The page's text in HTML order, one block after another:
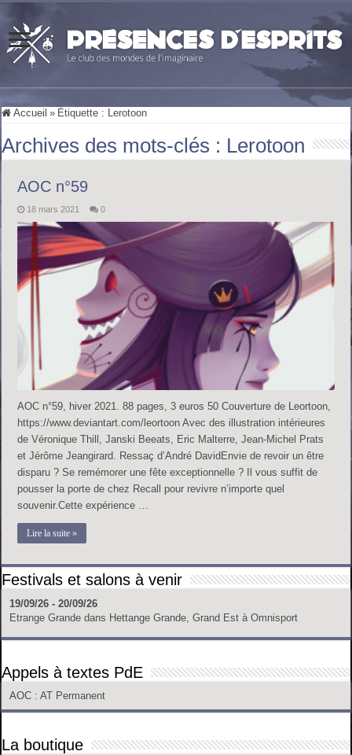
Accueil » Étiquette : Lerotoon
Archives des mots-clés : Lerotoon
AOC n°59
18 mars 2021 0
AOC n°59, hiver 2021. 88 pages, 3 euros 50 Couverture de Leortoon,
https://www.deviantart.com/leortoon Avec des illustration intérieures
de Véronique Thill, Janski Beeats, Eric Malterre, Jean-Michel Prats
et Jérôme Jeangirard. Ressaç d’André DavidEnvie de revoir un être
disparu ? Se remémorer une fête exceptionnelle ? Il vous suffit de
pousser la porte de chez Recall pour revivre n’importe quel
souvenir.Cette expérience …
Lire la suite »
Festivals et salons à venir
19/09/26 - 20/09/26
Etrange Grande dans Hettange Grande, Grand Est à Omnisport
Appels à textes PdE
AOC : AT Permanent
La boutique